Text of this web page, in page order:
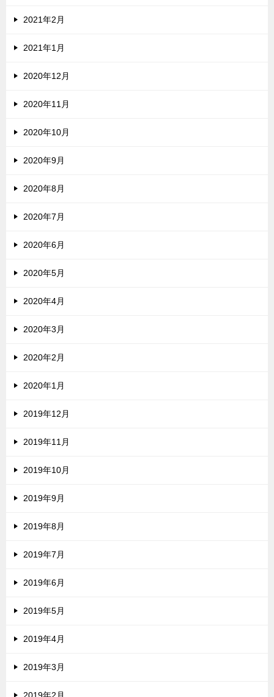
2021年2月
2021年1月
2020年12月
2020年11月
2020年10月
2020年9月
2020年8月
2020年7月
2020年6月
2020年5月
2020年4月
2020年3月
2020年2月
2020年1月
2019年12月
2019年11月
2019年10月
2019年9月
2019年8月
2019年7月
2019年6月
2019年5月
2019年4月
2019年3月
2019年2月